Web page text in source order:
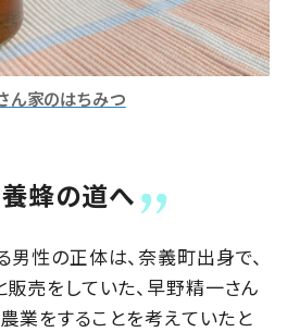
ん家のはちみつ
蜂の道へ
男性の正体は、奈義町出身で、
売をしていた、早野精一さん
農業をすることを考えていたと